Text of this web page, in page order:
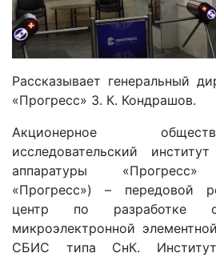
Рассказывает генеральный
«Прогресс» З. К. Кондрашов.
Акционерное
исследовательский
аппаратуры
«Прогресс») – передовой
центр по разработке
микроэлектронной
СБИС типа СнК.